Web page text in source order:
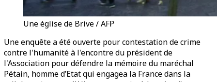
Une église de Brive / AFP
Une enquête a été ouverte pour contestation de crime
contre l'humanité à l'encontre du président de
l'Association pour défendre la mémoire du maréchal
Pétain, homme d’Etat qui engagea la France dans la